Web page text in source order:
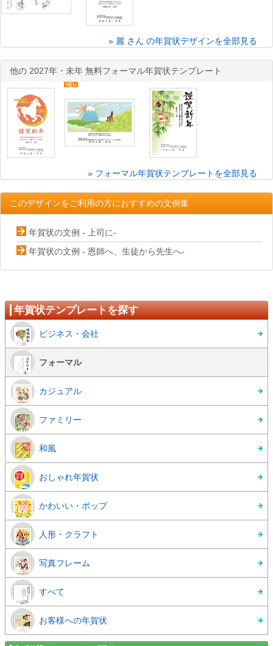
» 麗 さん の年賀状デザインを全部見る
他の 2027年・未年 無料フォーマル年賀状テンプレート
» フォーマル年賀状テンプレートを全部見る
このデザインをご利用の方におすすめの文例集
年賀状の文例 - 上司に-
年賀状の文例 - 恩師へ、生徒から先生へ-
年賀状テンプレートを探す
ビジネス・会社
フォーマル
カジュアル
ファミリー
和風
おしゃれ年賀状
かわいい・ポップ
人形・クラフト
写真フレーム
すべて
お客様への年賀状